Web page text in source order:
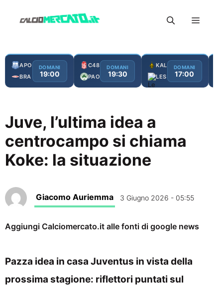
Menu
APO
BRA
DOMANI
19:00
C48
PAO
DOMANI
19:30
KAL
LES
DOMANI
17:00
Juve, l’ultima idea a
centrocampo si chiama
Koke: la situazione
Giacomo Auriemma 3 Giugno 2026 - 05:55
Aggiungi Calciomercato.it alle fonti di google news
Pazza idea in casa Juventus in vista della
prossima stagione: riflettori puntati sul